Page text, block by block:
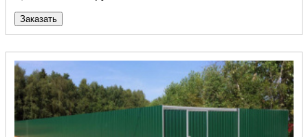
Заказать